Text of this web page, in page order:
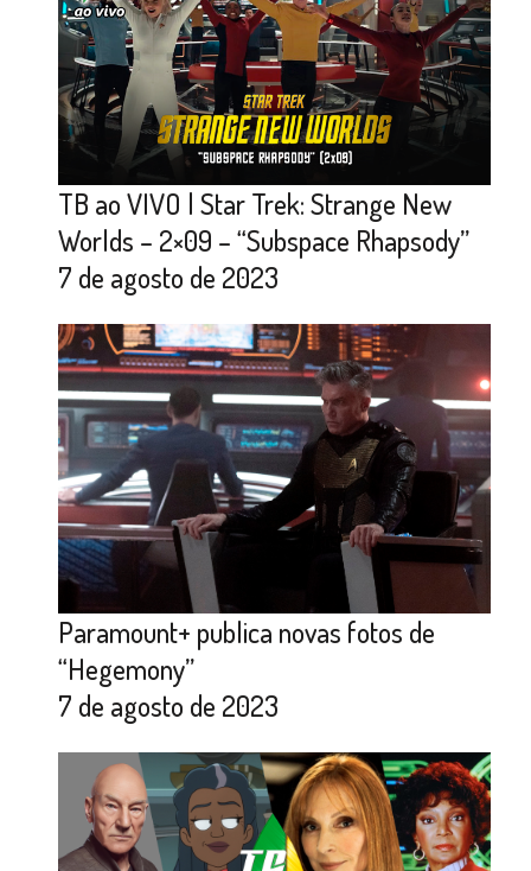
TB ao VIVO | Star Trek: Strange New
Worlds – 2×09 – “Subspace Rhapsody”
7 de agosto de 2023
Paramount+ publica novas fotos de
“Hegemony”
7 de agosto de 2023